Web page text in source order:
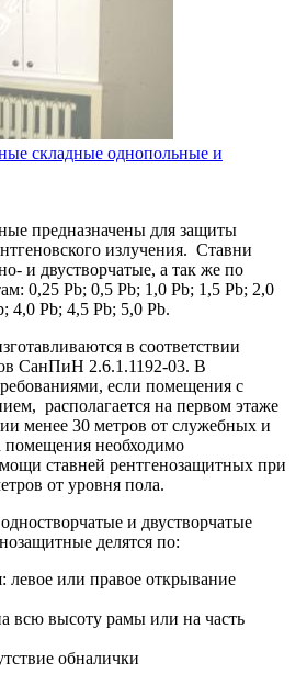
складные однопольные и
предназначены для защиты
излучения. Ставни
и двустворчатые, а так же по
0,25 Pb; 0,5 Pb; 1,0 Pb; 1,5 Pb; 2,0
4,0 Pb; 4,5 Pb; 5,0 Pb.
в соответствии
СанПиН 2.6.1.1192-03. В
если помещения с
располагается на первом этаже
менее 30 метров от служебных и
необходимо
ставней рентгенозащитных при
от уровня пола.
и двустворчатые
делятся по:
левое или правое открывание
всю высоту рамы или на часть
обналички